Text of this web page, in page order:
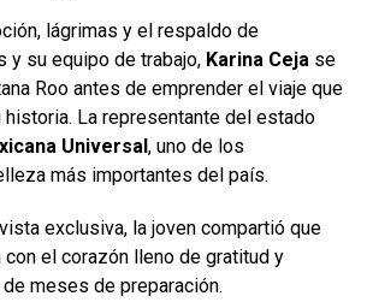
lágrimas y el respaldo de
y su equipo de trabajo, Karina Ceja se
Roo antes de emprender el viaje que
historia. La representante del estado
Universal , uno de los
más importantes del país.
exclusiva, la joven compartió que
con el corazón lleno de gratitud y
meses de preparación.